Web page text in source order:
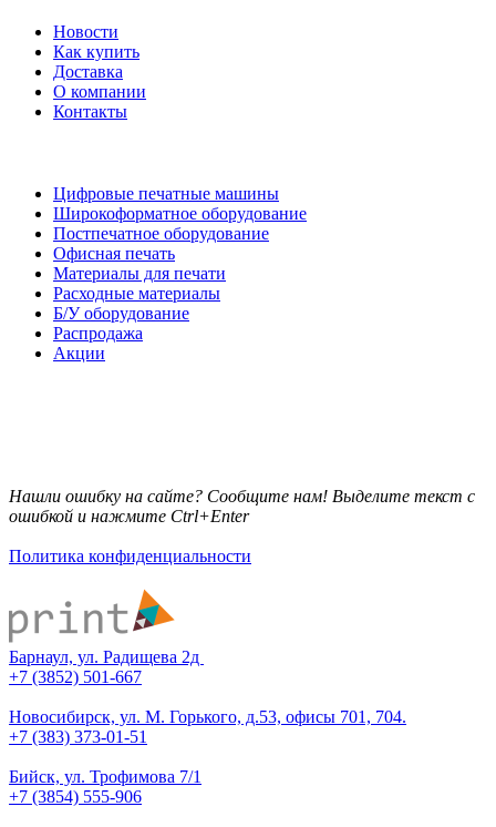
Новости
Как купить
Доставка
О компании
Контакты
Цифровые печатные машины
Широкоформатное оборудование
Постпечатное оборудование
Офисная печать
Материалы для печати
Расходные материалы
Б/У оборудование
Распродажа
Акции
Нашли ошибку на сайте? Сообщите нам! Выделите текст с
ошибкой и нажмите Ctrl+Enter
Политика конфиденциальности
Барнаул, ул. Радищева 2д
+7 (3852) 501-667
Новосибирск, ул. М. Горького, д.53, офисы 701, 704.
+7 (383) 373-01-51
Бийск, ул. Трофимова 7/1
+7 (3854) 555-906